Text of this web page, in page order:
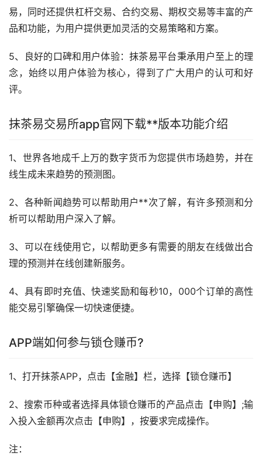
易，同时还提供杠杆交易、合约交易、期权交易等丰富的产
品和功能，为用户提供更加灵活的交易策略和方案。
5、良好的口碑和用户体验：抹茶易平台秉承用户至上的理
念，始终以用户体验为核心，得到了广大用户的认可和好
评。
抹茶易交易所app官网下载**版本功能介绍
1、世界各地成千上万的数字货币为您提供市场趋势，并在
线生成未来趋势的预测图。
2、各种新闻趋势可以帮助用户**次了解，有许多预测和分
析可以帮助用户深入了解。
3、可以在线使用它，以帮助更多有需要的朋友在线做出合
理的预测并在线创建新服务。
4、具有即时充值、快速奖励和每秒10，000个订单的高性
能交易引擎确保一切快速便捷。
APP端如何参与锁仓赚币?
1、打开抹茶APP，点击【金融】栏，选择【锁仓赚币】
2、搜索币种或者选择具体锁仓赚币的产品点击【申购】;输
入投入金额再次点击【申购】，按要求完成操作。
注：